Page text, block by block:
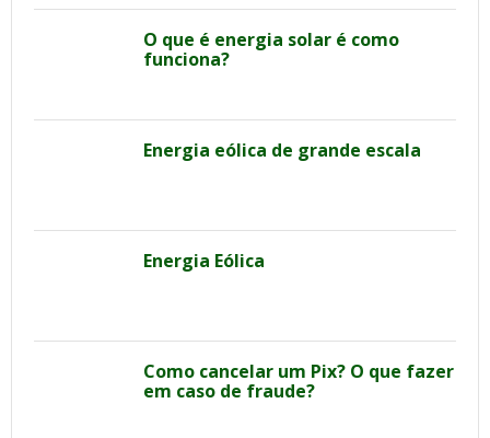
O que é energia solar é como
funciona?
Energia eólica de grande escala
Energia Eólica
Como cancelar um Pix? O que fazer
em caso de fraude?